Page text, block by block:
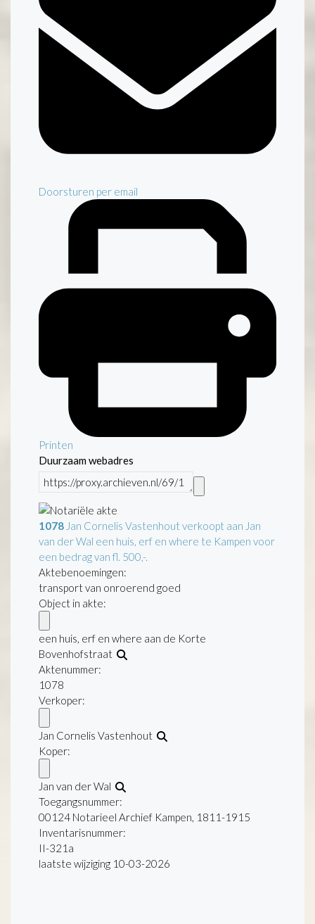
Doorsturen per email
Printen
Duurzaam webadres
1078 Jan Cornelis Vastenhout verkoopt aan Jan
van der Wal een huis, erf en where te Kampen voor
een bedrag van fl. 500,-.
Aktebenoemingen:
transport van onroerend goed
Object in akte:
een huis, erf en where aan de Korte
Bovenhofstraat
Aktenummer:
1078
Verkoper:
Jan Cornelis Vastenhout
Koper:
Jan van der Wal
Toegangsnummer:
00124 Notarieel Archief Kampen, 1811-1915
Inventarisnummer:
II-321a
laatste wijziging 10-03-2026